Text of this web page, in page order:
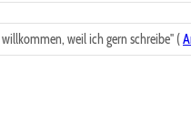
willkommen, weil ich gern schreibe" (